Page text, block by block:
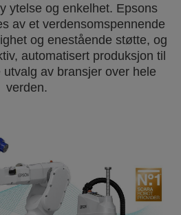
ytelse og enkelhet. Epsons
av et verdensomspennende
og enestående støtte, og
automatisert produksjon til
av bransjer over hele
verden.